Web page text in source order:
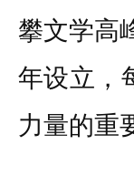
攀文学高
年设立，
力量的重